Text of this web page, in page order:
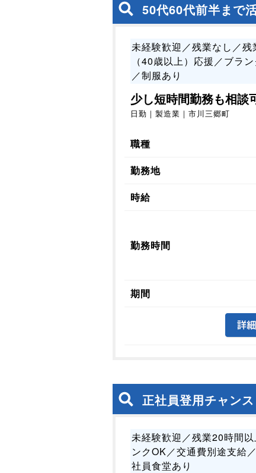
50代60代前半まで
未経験歓迎／残業なし／
（40歳以上）応援／ブラ
／制服あり
少し短時間勤務も相談
日勤｜製造業｜市川三郷町
職種
勤務地
時給
勤務時間
期間
正社員登用チャン
未経験歓迎／残業20時間
ンクOK／交通費別途支給
社員食堂あり